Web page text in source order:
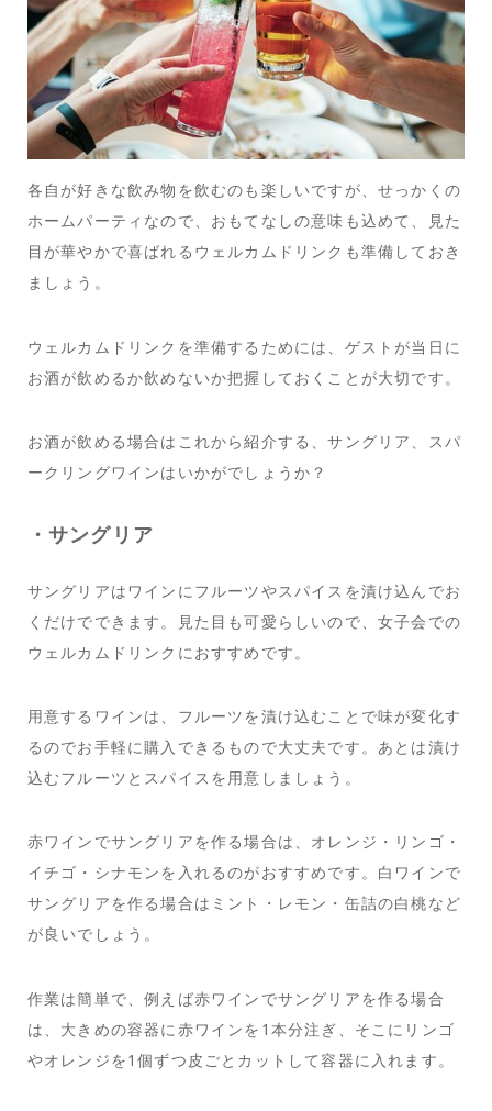
各自が好きな飲み物を飲むのも楽しいですが、せっかくの
ホームパーティなので、おもてなしの意味も込めて、見た
目が華やかで喜ばれるウェルカムドリンクも準備しておき
ましょう。
ウェルカムドリンクを準備するためには、ゲストが当日に
お酒が飲めるか飲めないか把握しておくことが大切です。
お酒が飲める場合はこれから紹介する、サングリア、スパ
ークリングワインはいかがでしょうか？
・サングリア
サングリアはワインにフルーツやスパイスを漬け込んでお
くだけでできます。見た目も可愛らしいので、女子会での
ウェルカムドリンクにおすすめです。
用意するワインは、フルーツを漬け込むことで味が変化す
るのでお手軽に購入できるもので大丈夫です。あとは漬け
込むフルーツとスパイスを用意しましょう。
赤ワインでサングリアを作る場合は、オレンジ・リンゴ・
イチゴ・シナモンを入れるのがおすすめです。白ワインで
サングリアを作る場合はミント・レモン・缶詰の白桃など
が良いでしょう。
作業は簡単で、例えば赤ワインでサングリアを作る場合
は、大きめの容器に赤ワインを1本分注ぎ、そこにリンゴ
やオレンジを1個ずつ皮ごとカットして容器に入れます。